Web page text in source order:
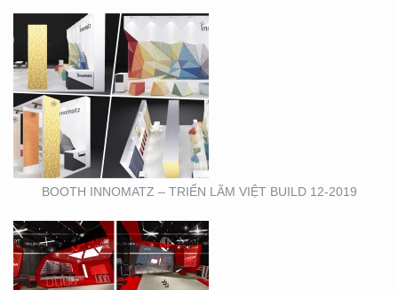
BOOTH INNOMATZ – TRIỂN LÃM VIỆT BUILD 12-2019
SHOWROOM – CỬA
HÀNG – CITIGYM – BẾN
VÂN ĐỒN , Q4